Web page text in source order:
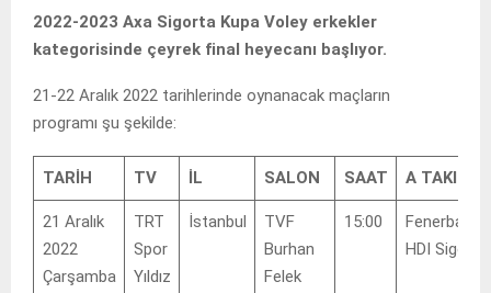
2022-2023 Axa Sigorta Kupa Voley erkekler
kategorisinde çeyrek final heyecanı başlıyor.
21-22 Aralık 2022 tarihlerinde oynanacak maçların
programı şu şekilde:
TARİH TV İL SALON SAAT A TAKIMI
21 Aralık
2022
Çarşamba
TRT
Spor
Yıldız
İstanbul
TVF
Burhan
Felek
15:00
Fenerbahçe
HDI Sigorta